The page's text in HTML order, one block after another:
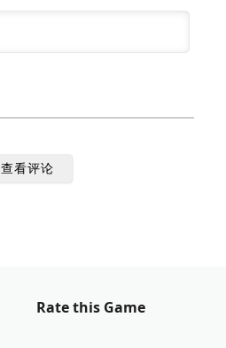
查看评论
Rate this Game